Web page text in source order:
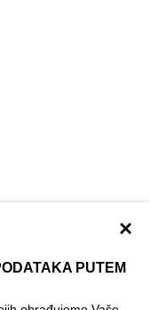
×
PUTEM